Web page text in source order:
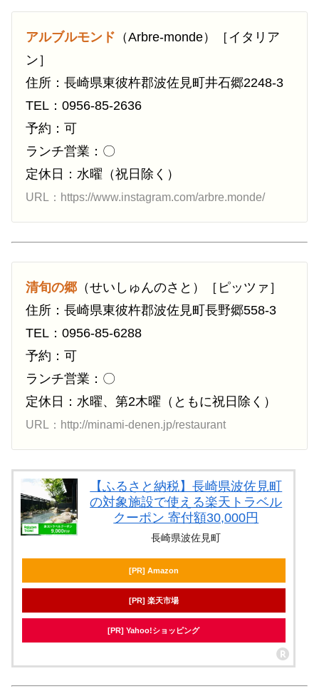
アルブルモンド （Arbre-monde）［イタリア
ン］
住所：長崎県東彼杵郡波佐見町井石郷2248-3
TEL：0956-85-2636
予約：可
ランチ営業：〇
定休日：水曜（祝日除く）
URL：https://www.instagram.com/arbre.monde/
清旬の郷 （せいしゅんのさと）［ピッツァ］
住所：長崎県東彼杵郡波佐見町長野郷558-3
TEL：0956-85-6288
予約：可
ランチ営業：〇
定休日：水曜、第2木曜（ともに祝日除く）
URL：http://minami-denen.jp/restaurant
【ふるさと納税】長崎県波佐見町
の対象施設で使える楽天トラベル
クーポン 寄付額30,000円
長崎県波佐見町
[PR] Amazon
[PR] 楽天市場
[PR] Yahoo!ショッピング